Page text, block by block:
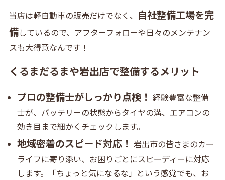
当店は軽自動車の販売だけでなく、 自社整備工場を完
備しているので、アフターフォローや日々のメンテナン
スも大得意なんです！
くるまだるまや岩出店で整備するメリット
プロの整備士がしっかり点検！ 経験豊富な整備
士が、バッテリーの状態からタイヤの溝、エアコンの
効き目まで細かくチェックします。
地域密着のスピード対応！ 岩出市の皆さまのカー
ライフに寄り添い、お困りごとにスピーディーに対応
します。「ちょっと気になるな」という感覚でも、お